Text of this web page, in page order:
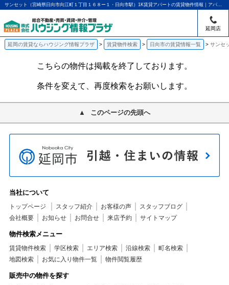
サンセット（宮崎県日向市向江町１丁目１６８ー１・日向市駅）1K賃貸アパートの賃貸物件情報｜アパマンショップ延岡店｜ハウジング情報プラザ
延岡店
延岡の賃貸ならハウジング情報プラザ 賃貸物件検索 日向市の賃貸情報一覧 サンセ
こちらの物件は掲載を終了しております。
条件を変えて、再度検索をお願いします。
このページの先頭へ
当社について
トップページ スタッフ紹介 お客様の声
スタッフブログ
会社概要
お知らせ お問合せ 来店予約 サイトマップ
物件検索メニュー
賃貸物件検索 学区検索 エリア検索 沿線検索
町名検索
地図検索
お気に入り物件一覧 物件閲覧履歴
販売中の物件を探す